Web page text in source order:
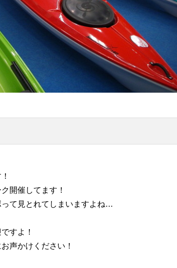
開催してます！
て見とれてしまいますよね…
すよ！
声かけください！